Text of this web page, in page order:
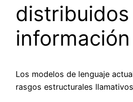
información
Los modelos de lenguaje
rasgos estructurales